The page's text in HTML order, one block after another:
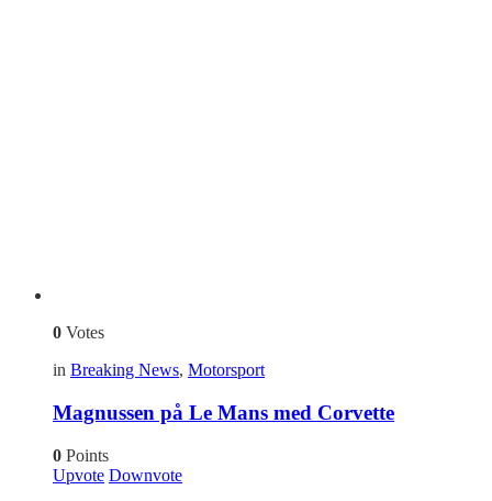
0 Votes
in Breaking News, Motorsport
Magnussen på Le Mans med Corvette
0 Points
Upvote Downvote